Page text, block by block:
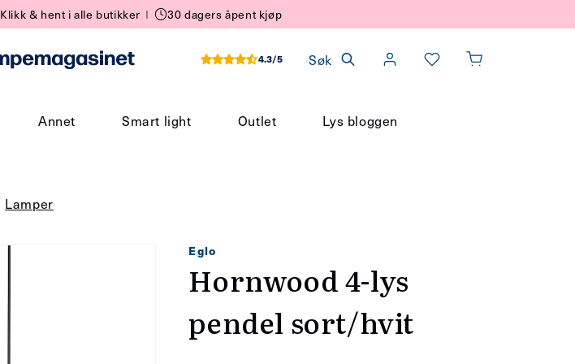
Klikk & hent i alle butikker I 30 dagers åpent kjøp
4.3/5
Søk
Annet Smart light Outlet Lys bloggen
Lamper
Eglo
Hornwood 4-lys
pendel sort/hvit